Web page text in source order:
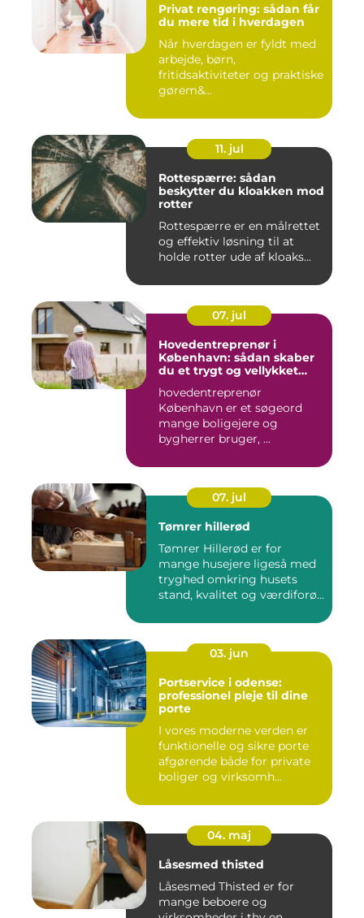
Privat rengøring: sådan får
du mere tid i hverdagen
Når hverdagen er fyldt med
arbejde, børn,
fritidsaktiviteter og praktiske
gørem&...
11. jul
Rottespærre: sådan
beskytter du kloakken mod
rotter
Rottespærre er en målrettet
og effektiv løsning til at
holde rotter ude af kloaks...
07. jul
Hovedentreprenør i
København: sådan skaber
du et trygt og vellykket
hovedentreprenør
København er et søgeord
mange boligejere og
bygherrer bruger, ...
07. jul
Tømrer hillerød
Tømrer Hillerød er for
mange husejere ligeså med
tryghed omkring husets
stand, kvalitet og værdiforø...
03. jun
Portservice i odense:
professionel pleje til dine
porte
I vores moderne verden er
funktionelle og sikre porte
afgørende både for private
boliger og virksomh...
04. maj
Låsesmed thisted
Låsesmed Thisted er for
mange beboere og